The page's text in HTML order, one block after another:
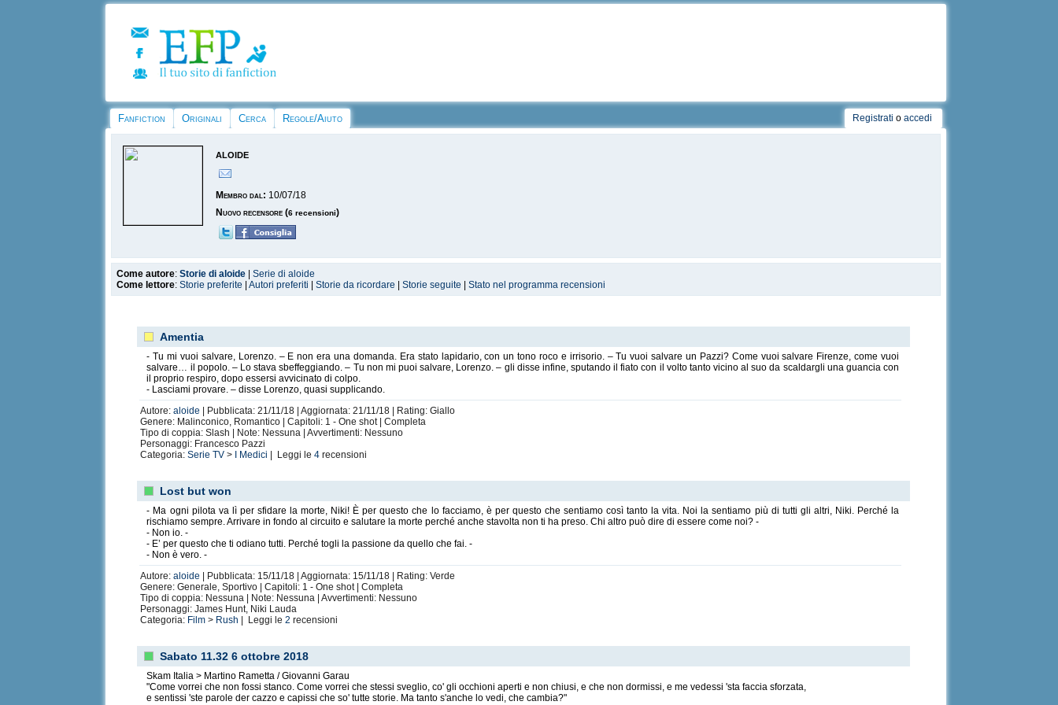
Fanfiction Originali Cerca Regole/Aiuto Registrati o accedi
aloide
Membro dal: 10/07/18
Nuovo recensore (6 recensioni)
Come autore:Storie di aloide |Serie di aloide
Come lettore:Storie preferite |Autori preferiti |Storie da ricordare |Storie seguite |Stato nel programma recensioni
Amentia
- Tu mi vuoi salvare, Lorenzo. – E non era una domanda. Era stato lapidario, con un tono roco e irrisorio. – Tu vuoi salvare un Pazzi? Come vuoi salvare Firenze, come vuoi
salvare… il popolo. – Lo stava sbeffeggiando. – Tu non mi puoi salvare, Lorenzo. – gli disse infine, sputando il fiato con il volto tanto vicino al suo da scaldargli una guancia con
il proprio respiro, dopo essersi avvicinato di colpo.
- Lasciami provare. – disse Lorenzo, quasi supplicando.
Autore:aloide
| Pubblicata: 21/11/18 | Aggiornata: 21/11/18 | Rating: Giallo
Genere: Malinconico, Romantico | Capitoli: 1 - One shot | Completa
Tipo di coppia: Slash | Note: Nessuna | Avvertimenti: Nessuno
Personaggi: Francesco Pazzi
Categoria:Serie TV > I Medici | Leggi le4 recensioni
Lost but won
- Ma ogni pilota va lì per sfidare la morte, Niki! È per questo che lo facciamo, è per questo che sentiamo così tanto la vita. Noi la sentiamo più di tutti gli altri, Niki. Perché la
rischiamo sempre. Arrivare in fondo al circuito e salutare la morte perché anche stavolta non ti ha preso. Chi altro può dire di essere come noi? -
- Non io. -
- E’ per questo che ti odiano tutti. Perché togli la passione da quello che fai. -
- Non è vero. -
Autore:aloide
| Pubblicata: 15/11/18 | Aggiornata: 15/11/18 | Rating: Verde
Genere: Generale, Sportivo | Capitoli: 1 - One shot | Completa
Tipo di coppia: Nessuna | Note: Nessuna | Avvertimenti: Nessuno
Personaggi: James Hunt, Niki Lauda
Categoria: Film > Rush | Leggi le2 recensioni
Sabato 11.32 6 ottobre 2018
Skam Italia > Martino Rametta / Giovanni Garau
"Come vorrei che non fossi stanco. Come vorrei che stessi sveglio, co' gli occhioni aperti e non chiusi, e che non dormissi, e me vedessi 'sta faccia sforzata,
e sentissi 'ste parole der cazzo e capissi che so' tutte storie. Ma tanto s'anche lo vedi, che cambia?"